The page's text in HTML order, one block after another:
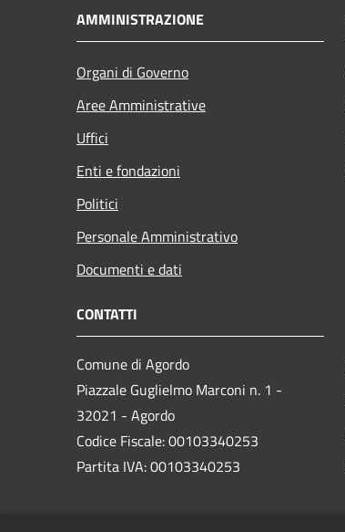
AMMINISTRAZIONE
Organi di Governo
Aree Amministrative
Uffici
Enti e fondazioni
Politici
Personale Amministrativo
Documenti e dati
CONTATTI
Comune di Agordo
Piazzale Guglielmo Marconi n. 1 -
32021 - Agordo
Codice Fiscale: 00103340253
Partita IVA: 00103340253